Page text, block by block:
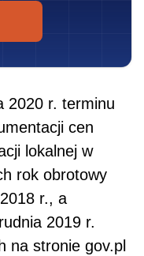
2020 r. terminu
cen
lokalnej w
rok obrotowy
r., a
2019 r.
na stronie gov.pl